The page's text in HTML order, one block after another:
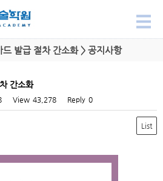
발급 절차 간소화 > 공지사항
간소화
View 43,278 Reply 0
List